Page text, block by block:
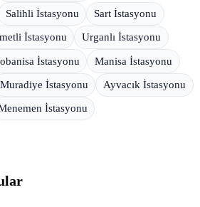
Salihli İstasyonu Sart İstasyonu
İstasyonu Urganlı İstasyonu
İstasyonu Manisa İstasyonu
Muradiye İstasyonu Ayvacık İstasyonu
İstasyonu